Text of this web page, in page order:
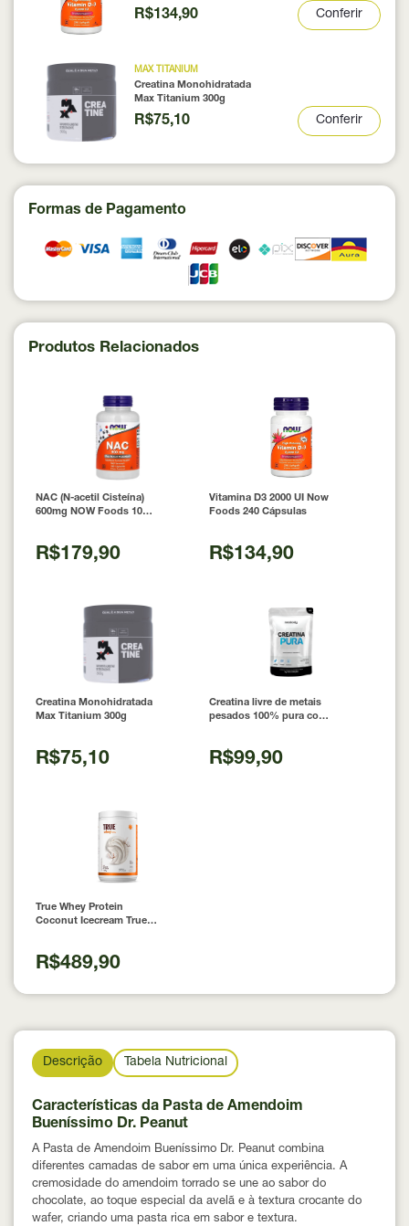
R$134,90 Conferir
MAX TITANIUM
Creatina Monohidratada
Max Titanium 300g
R$75,10 Conferir
Formas de Pagamento
Produtos Relacionados
NAC (N-acetil Cisteína)
600mg NOW Foods 100
R$179,90
Vitamina D3 2000 UI Now
Foods 240 Cápsulas
R$134,90
Creatina Monohidratada
Max Titanium 300g
R$75,10
Creatina livre de metais
pesados 100% pura com
R$99,90
True Whey Protein
Coconut Icecream True
R$489,90
Descrição Tabela Nutricional
Características da Pasta de Amendoim
Bueníssimo Dr. Peanut
A Pasta de Amendoim Bueníssimo Dr. Peanut combina
diferentes camadas de sabor em uma única experiência. A
cremosidade do amendoim torrado se une ao sabor do
chocolate, ao toque especial da avelã e à textura crocante do
wafer, criando uma pasta rica em sabor e textura.